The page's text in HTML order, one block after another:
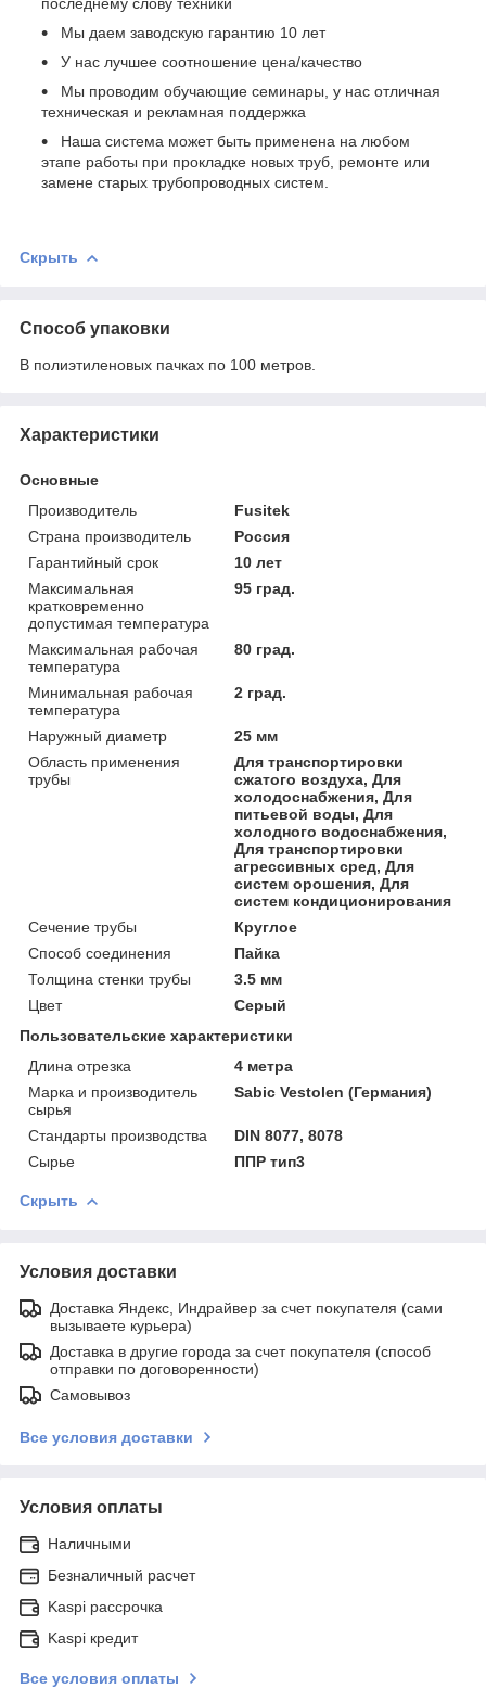
Мы даем заводскую гарантию 10 лет
У нас лучшее соотношение цена/качество
Мы проводим обучающие семинары, у нас отличная
техническая и рекламная поддержка
Наша система может быть применена на любом
этапе работы при прокладке новых труб, ремонте или
замене старых трубопроводных систем.
Скрыть
Способ упаковки
В полиэтиленовых пачках по 100 метров.
Характеристики
Основные
Производитель
Fusitek
Страна производитель
Россия
Гарантийный срок
10 лет
Максимальная
кратковременно
допустимая температура
95 град.
Максимальная рабочая
температура
80 град.
Минимальная рабочая
температура
2 град.
Наружный диаметр
25 мм
Область применения
трубы
Для транспортировки
сжатого воздуха, Для
холодоснабжения, Для
питьевой воды, Для
холодного водоснабжения,
Для транспортировки
агрессивных сред, Для
систем орошения, Для
систем кондиционирования
Сечение трубы
Круглое
Способ соединения
Пайка
Толщина стенки трубы
3.5 мм
Цвет
Серый
Пользовательские характеристики
Длина отрезка
4 метра
Марка и производитель
сырья
Sabic Vestolen (Германия)
Стандарты производства
DIN 8077, 8078
Сырье
ППР тип3
Скрыть
Условия доставки
Доставка Яндекс, Индрайвер за счет покупателя (сами
вызываете курьера)
Доставка в другие города за счет покупателя (способ
отправки по договоренности)
Самовывоз
Все условия доставки
Условия оплаты
Наличными
Безналичный расчет
Kaspi рассрочка
Kaspi кредит
Все условия оплаты